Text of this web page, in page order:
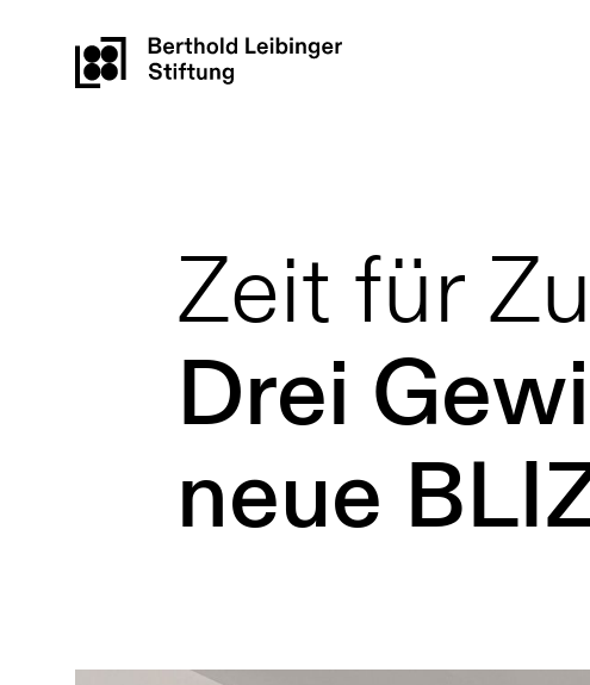
Zeit für
Drei
neue